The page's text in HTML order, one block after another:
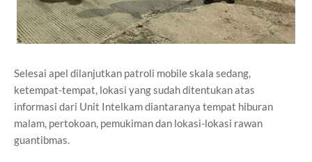
Selesai apel dilanjutkan patroli mobile skala sedang,
ketempat-tempat, lokasi yang sudah ditentukan atas
informasi dari Unit Intelkam diantaranya tempat hiburan
malam, pertokoan, pemukiman dan lokasi-lokasi rawan
guantibmas.